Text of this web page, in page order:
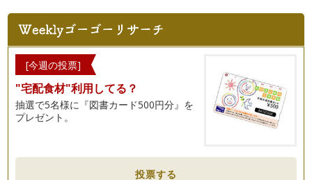
[今週の投票]
"宅配食材"利用してる？
抽選で5名様に『図書カード500円分』を
プレゼント。
投票する